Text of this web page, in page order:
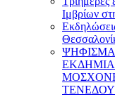
Ιμβρίων
ΨΗΦΙΣΜΑ